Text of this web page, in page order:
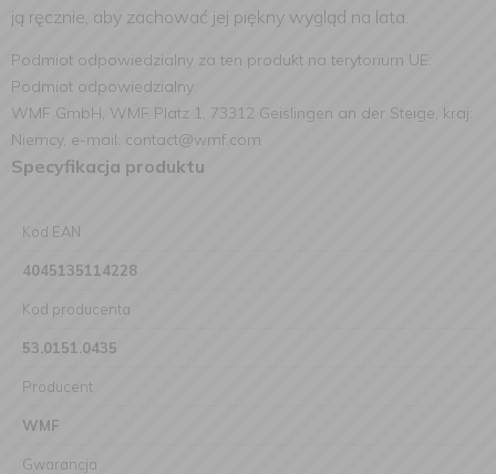
ją ręcznie, aby zachować jej piękny wygląd na lata.
Podmiot odpowiedzialny za ten produkt na terytorium UE:
Podmiot odpowiedzialny:
WMF GmbH, WMF Platz 1, 73312 Geislingen an der Steige, kraj:
Niemcy, e-mail: contact@wmf.com
Specyfikacja produktu
Kod EAN
4045135114228
Kod producenta
53.0151.0435
Producent
WMF
Gwarancja